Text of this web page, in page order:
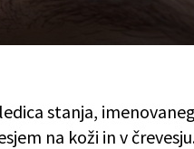
stanja,
na koži in v